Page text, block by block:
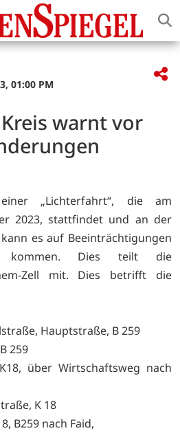
01:00 PM
warnt vor
„Lichterfahrt“, die am
2023, stattfindet und an der
es auf Beeinträchtigungen
kommen. Dies teilt die
Zell mit. Dies betrifft die
Hauptstraße, B 259
259
über Wirtschaftsweg nach
K 18
B259 nach Faid,